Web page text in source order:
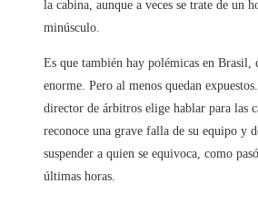
la cabina, aunque a veces se trate de un
minúsculo.
Es que también hay polémicas en Brasil,
enorme. Pero al menos quedan
director de árbitros elige hablar para las
reconoce una grave falla de su equipo y
suspender a quien se equivoca, como
últimas horas.